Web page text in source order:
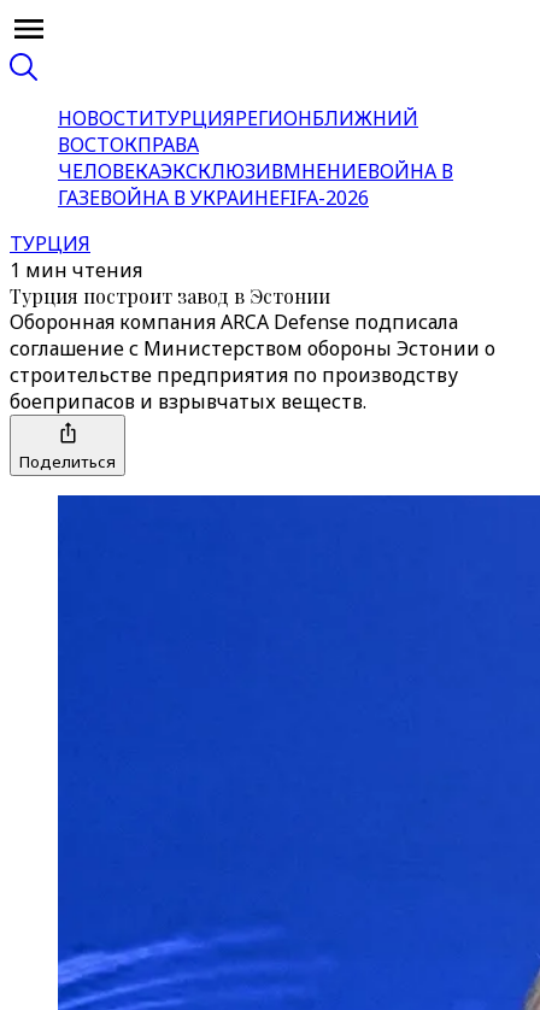
НОВОСТИТУРЦИЯРЕГИОНБЛИЖНИЙ
ВОСТОКПРАВА
ЧЕЛОВЕКАЭКСКЛЮЗИВМНЕНИЕВОЙНА В
ГАЗЕВОЙНА В УКРАИНЕFIFA-2026
ТУРЦИЯ
1 мин чтения
Турция построит завод в Эстонии
Оборонная компания ARCA Defense подписала
соглашение с Министерством обороны Эстонии о
строительстве предприятия по производству
боеприпасов и взрывчатых веществ.
Поделиться